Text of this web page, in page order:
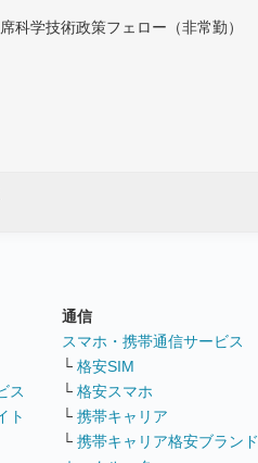
科学技術政策フェロー（非常勤）
ス
ト
通信
スマホ・携帯通信サービス
└ 格安SIM
└ 格安スマホ
└ 携帯キャリア
└ 携帯キャリア格安ブランド